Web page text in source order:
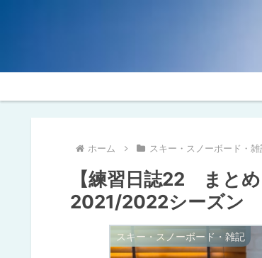
ホーム スキー・スノーボード・雑
【練習日誌22 まと
2021/2022シーズン
スキー・スノーボード・雑記